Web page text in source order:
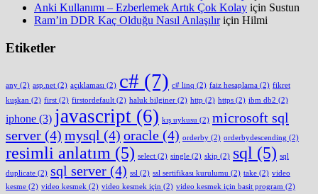
Anki Kullanımı – Ezberlemek Artık Çok Kolay için Sustun
Ram’in DDR Kaç Olduğu Nasıl Anlaşılıriçin Hilmi
Etiketler
any (2) asp.net (2) açıklaması (2) c# (7) c# linq (2) faiz hesaplama (2) fikret
kuşkan (2) first (2) firstordefault (2) haluk bilginer (2) http (2) https (2) ibm db2 (2)
iphone (3) javascript (6) kış uykusu (2) microsoft sql
server (4) mysql (4) oracle (4) orderby (2) orderbydescending (2)
resimli anlatım (5) select (2) single (2) skip (2) sql (5) sql
duplicate (2) sql server (4) ssl (2) ssl sertifikası kurulumu (2) take (2) video
kesme (2) video kesmek (2) video kesmek için (2) video kesmek için basit program (2)